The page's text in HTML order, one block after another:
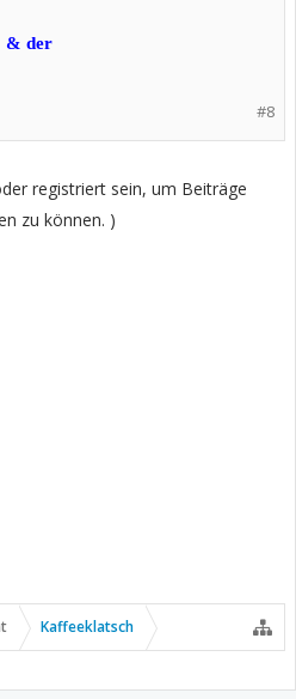
& der
#8
registriert sein, um Beiträge
zu können. )
Kaffeeklatsch